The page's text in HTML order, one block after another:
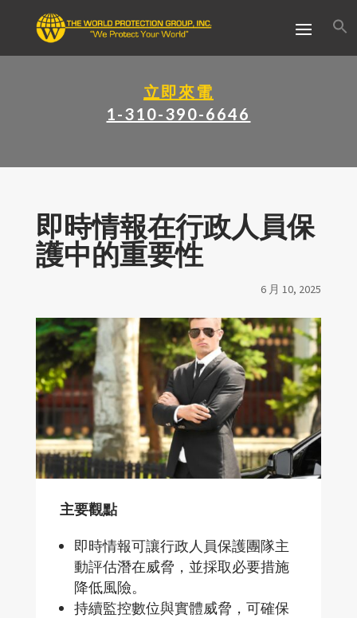
立即來電
1-310-390-6646
即時情報在行政人員保
護中的重要性
6 月 10, 2025
主要觀點
即時情報可讓行政人員保護團隊主
動評估潛在威脅，並採取必要措施
降低風險。
持續監控數位與實體威脅，可確保